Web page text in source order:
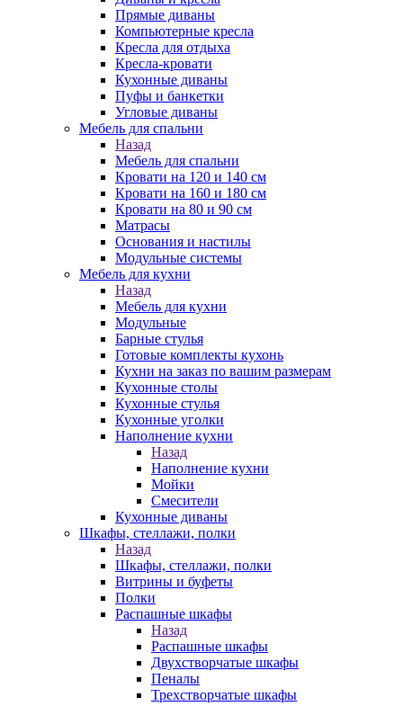
Прямые диваны
Компьютерные кресла
Кресла для отдыха
Кресла-кровати
Кухонные диваны
Пуфы и банкетки
Угловые диваны
Мебель для спальни
Назад
Мебель для спальни
Кровати на 120 и 140 см
Кровати на 160 и 180 см
Кровати на 80 и 90 см
Матрасы
Основания и настилы
Модульные системы
Мебель для кухни
Назад
Мебель для кухни
Модульные
Барные стулья
Готовые комплекты кухонь
Кухни на заказ по вашим размерам
Кухонные столы
Кухонные стулья
Кухонные уголки
Наполнение кухни
Назад
Наполнение кухни
Мойки
Смесители
Кухонные диваны
Шкафы, стеллажи, полки
Назад
Шкафы, стеллажи, полки
Витрины и буфеты
Полки
Распашные шкафы
Назад
Распашные шкафы
Двухстворчатые шкафы
Пеналы
Трехстворчатые шкафы